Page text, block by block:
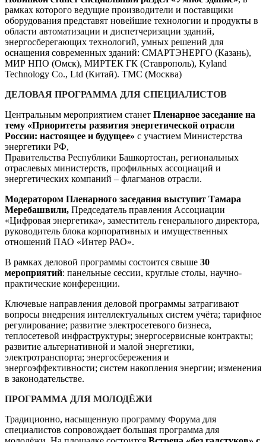
рамках которого ведущие производители и поставщики
оборудования представят новейшие технологии и продукты в
области автоматизации и диспетчеризации зданий,
энергосберегающих технологий, умных решений для
оснащения современных зданий: СМАРТЭНЕРГО (Казань),
МИР НПО (Омск), МИРТЕК ГК (Ставрополь), Kyland
Technology Co., Ltd (Китай). ТМС (Москва)
ДЕЛОВАЯ ПРОГРАММА ДЛЯ СПЕЦИАЛИСТОВ
Центральным мероприятием станет Пленарное заседание на
тему «Приоритеты развития энергетической отрасли
России: настоящее и будущее» с участием Министерства
энергетики РФ,
Правительства Республики Башкортостан, региональных
отраслевых министерств, профильных ассоциаций и
энергетических компаний – флагманов отрасли.
Модератором Пленарного заседания выступит Тамара
Меребашвили, Председатель правления Ассоциации
«Цифровая энергетика», заместитель генерального директора,
руководитель блока корпоративных и имущественных
отношений ПАО «Интер РАО».
В рамках деловой программы состоится свыше 30
мероприятий: панельные сессии, круглые столы, научно-
практические конференции.
Ключевые направления деловой программы затрагивают
вопросы внедрения интеллектуальных систем учёта; тарифное
регулирование; развитие электросетевого бизнеса,
теплосетевой инфраструктуры; энергосервисные контракты;
развитие альтернативной и малой энергетики,
электротранспорта; энергосбережения и
энергоэффективности; систем накопления энергии; изменения
в законодательстве.
ПРОГРАММА ДЛЯ МОЛОДЁЖИ
Традиционно, насыщенную программу Форума для
специалистов сопровождает большая программа для